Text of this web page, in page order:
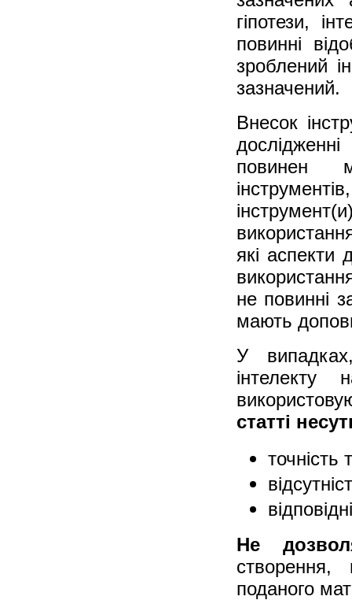
гіпотези,
повинні
зроблений
зазначений.
Внесок
повинен
які аспекти
не повинні
мають
У
статті
точність
Не
створення,
поданого